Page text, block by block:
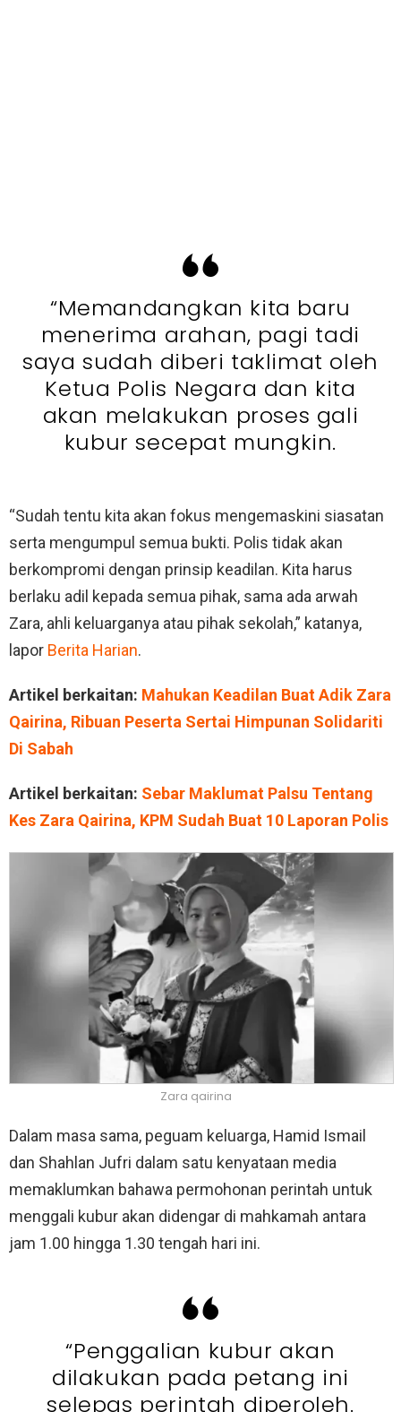
“Memandangkan kita baru
menerima arahan, pagi tadi
saya sudah diberi taklimat oleh
Ketua Polis Negara dan kita
akan melakukan proses gali
kubur secepat mungkin.
“Sudah tentu kita akan fokus mengemaskini siasatan
serta mengumpul semua bukti. Polis tidak akan
berkompromi dengan prinsip keadilan. Kita harus
berlaku adil kepada semua pihak, sama ada arwah
Zara, ahli keluarganya atau pihak sekolah,” katanya,
lapor Berita Harian.
Artikel berkaitan: Mahukan Keadilan Buat Adik Zara
Qairina, Ribuan Peserta Sertai Himpunan Solidariti
Di Sabah
Artikel berkaitan: Sebar Maklumat Palsu Tentang
Kes Zara Qairina, KPM Sudah Buat 10 Laporan Polis
Zara qairina
Dalam masa sama, peguam keluarga, Hamid Ismail
dan Shahlan Jufri dalam satu kenyataan media
memaklumkan bahawa permohonan perintah untuk
menggali kubur akan didengar di mahkamah antara
jam 1.00 hingga 1.30 tengah hari ini.
“Penggalian kubur akan
dilakukan pada petang ini
selepas perintah diperoleh.